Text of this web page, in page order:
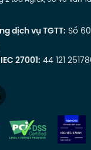
dịch vụ TGTT: Số
27001: 44 121